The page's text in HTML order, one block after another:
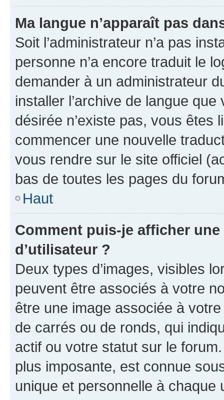
Ma langue n’apparaît pas
Soit l’administrateur n’a pas
personne n’a encore traduit le
demander à un administrateur
installer l’archive de langue
désirée n’existe pas, vous êtes
commencer une nouvelle
vous rendre sur le site officiel
bas de toutes les pages du
Haut
Comment puis-je afficher
d’utilisateur ?
Deux types d’images, visibles
peuvent être associés à votre
être une image associée à
de carrés ou de ronds, qui
actif ou votre statut sur le
plus imposante, est connue
unique et personnelle à chaque